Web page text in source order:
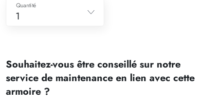
1
3
4
Quantité
Souhaitez-vous être conseillé sur notre
service de maintenance en lien avec cette
armoire ?